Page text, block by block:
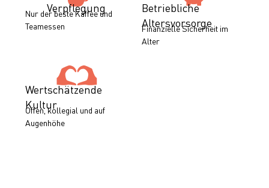
Verpflegung
Nur der beste Kaffee und
Teamessen
Betriebliche
Altersvorsorge
Finanzielle Sicherheit im
Alter
Wertschätzende
Kultur
Offen, kollegial und auf
Augenhöhe